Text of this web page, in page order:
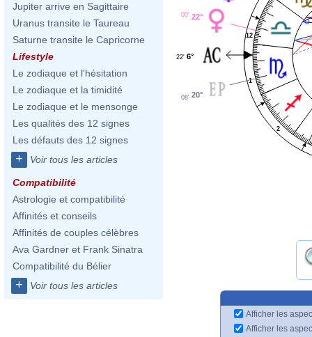
Jupiter arrive en Sagittaire
Uranus transite le Taureau
Saturne transite le Capricorne
Lifestyle
Le zodiaque et l'hésitation
Le zodiaque et la timidité
Le zodiaque et le mensonge
Les qualités des 12 signes
Les défauts des 12 signes
+ Voir tous les articles
Compatibilité
Astrologie et compatibilité
Affinités et conseils
Affinités de couples célèbres
Ava Gardner et Frank Sinatra
Compatibilité du Bélier
+ Voir tous les articles
1
2
12
22°
00'
6°
22'
20°
08'
Afficher les
Afficher les